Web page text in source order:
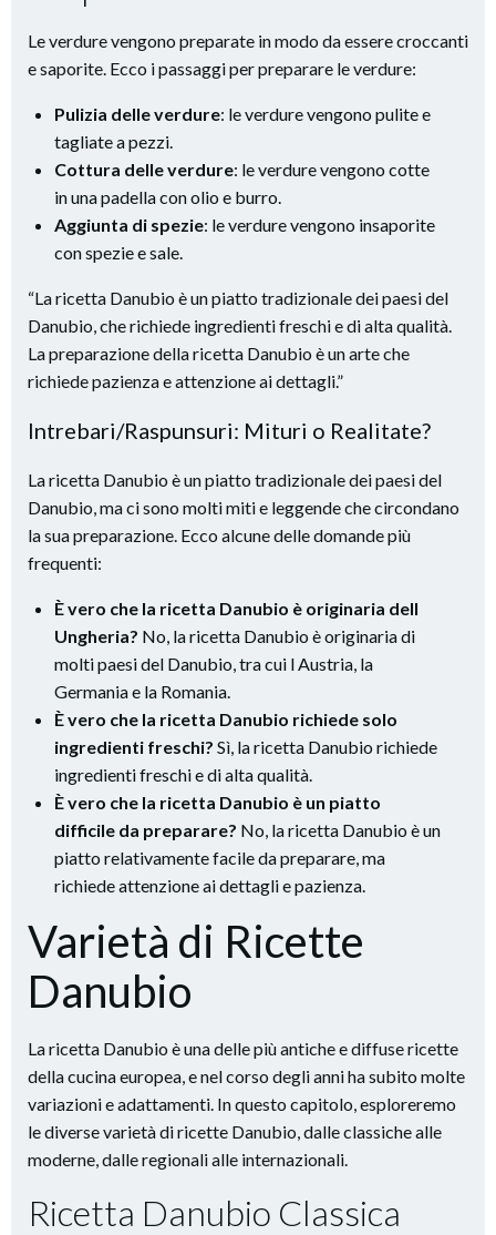
Le verdure vengono preparate in modo da essere croccanti
e saporite. Ecco i passaggi per preparare le verdure:
Pulizia delle verdure: le verdure vengono pulite e
tagliate a pezzi.
Cottura delle verdure: le verdure vengono cotte
in una padella con olio e burro.
Aggiunta di spezie: le verdure vengono insaporite
con spezie e sale.
“La ricetta Danubio è un piatto tradizionale dei paesi del
Danubio, che richiede ingredienti freschi e di alta qualità.
La preparazione della ricetta Danubio è un arte che
richiede pazienza e attenzione ai dettagli.”
Intrebari/Raspunsuri: Mituri o Realitate?
La ricetta Danubio è un piatto tradizionale dei paesi del
Danubio, ma ci sono molti miti e leggende che circondano
la sua preparazione. Ecco alcune delle domande più
frequenti:
È vero che la ricetta Danubio è originaria dell
Ungheria? No, la ricetta Danubio è originaria di
molti paesi del Danubio, tra cui l Austria, la
Germania e la Romania.
È vero che la ricetta Danubio richiede solo
ingredienti freschi? Sì, la ricetta Danubio richiede
ingredienti freschi e di alta qualità.
È vero che la ricetta Danubio è un piatto
difficile da preparare? No, la ricetta Danubio è un
piatto relativamente facile da preparare, ma
richiede attenzione ai dettagli e pazienza.
Varietà di Ricette
Danubio
La ricetta Danubio è una delle più antiche e diffuse ricette
della cucina europea, e nel corso degli anni ha subito molte
variazioni e adattamenti. In questo capitolo, esploreremo
le diverse varietà di ricette Danubio, dalle classiche alle
moderne, dalle regionali alle internazionali.
Ricetta Danubio Classica